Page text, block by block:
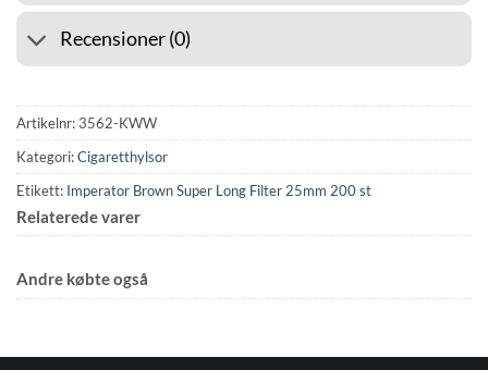
Recensioner (0)
Artikelnr:3562-KWW
Kategori:Cigaretthylsor
Etikett: Imperator Brown Super Long Filter 25mm 200 st
Relaterede varer
Andre købte også